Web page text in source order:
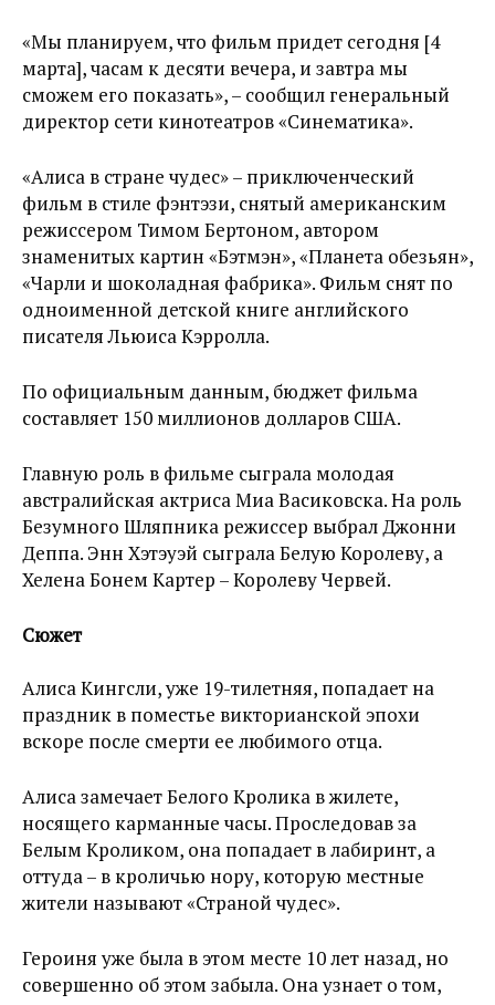
«Мы планируем, что фильм придет сегодня [4
марта], часам к десяти вечера, и завтра мы
сможем его показать», – сообщил генеральный
директор сети кинотеатров «Синематика».
«Алиса в стране чудес» – приключенческий
фильм в стиле фэнтэзи, снятый американским
режиссером Тимом Бертоном, автором
знаменитых картин «Бэтмэн», «Планета обезьян»,
«Чарли и шоколадная фабрика». Фильм снят по
одноименной детской книге английского
писателя Льюиса Кэрролла.
По официальным данным, бюджет фильма
составляет 150 миллионов долларов США.
Главную роль в фильме сыграла молодая
австралийская актриса Миа Васиковска. На роль
Безумного Шляпника режиссер выбрал Джонни
Деппа. Энн Хэтэуэй сыграла Белую Королеву, а
Хелена Бонем Картер – Королеву Червей.
Сюжет
Алиса Кингсли, уже 19-тилетняя, попадает на
праздник в поместье викторианской эпохи
вскоре после смерти ее любимого отца.
Алиса замечает Белого Кролика в жилете,
носящего карманные часы. Проследовав за
Белым Кроликом, она попадает в лабиринт, а
оттуда – в кроличью нору, которую местные
жители называют «Страной чудес».
Героиня уже была в этом месте 10 лет назад, но
совершенно об этом забыла. Она узнает о том,